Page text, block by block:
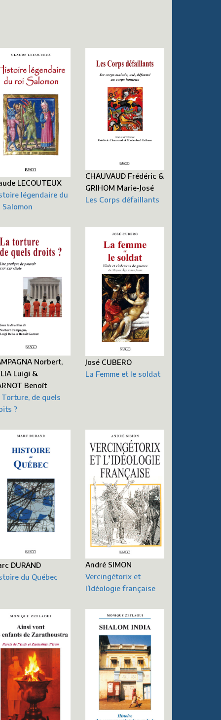
LECOUTEUX
légendaire du
Salomon
CHAUVAUD Frédéric &
GRIHOM Marie-José
Les Corps défaillants
Norbert,
Luigi &
Benoît
Torture, de quels
?
José CUBERO
La Femme et le soldat
DURAND
du Québec
André SIMON
Vercingétorix et
l’Idéologie française